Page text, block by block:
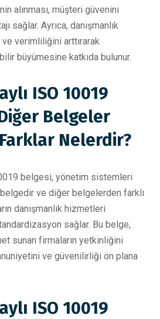
alınması, müşteri güvenini
sağlar. Ayrıca, danışmanlık
verimliliğini arttırarak
büyümesine katkıda bulunur.
ISO 10019
Belgeler
Nelerdir?
belgesi, yönetim sistemleri
ve diğer belgelerden farklı
danışmanlık hizmetleri
sağlar. Bu belge,
sunan firmaların yetkinliğini
ve güvenilirliği ön plana
ISO 10019